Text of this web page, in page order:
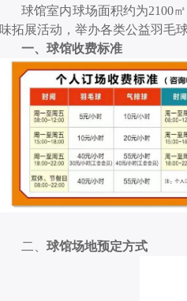
球馆室内球场面积约为2100
味拓展活动，举办各类公益羽毛
一、球馆收费标准
二、 球馆场地预定方式